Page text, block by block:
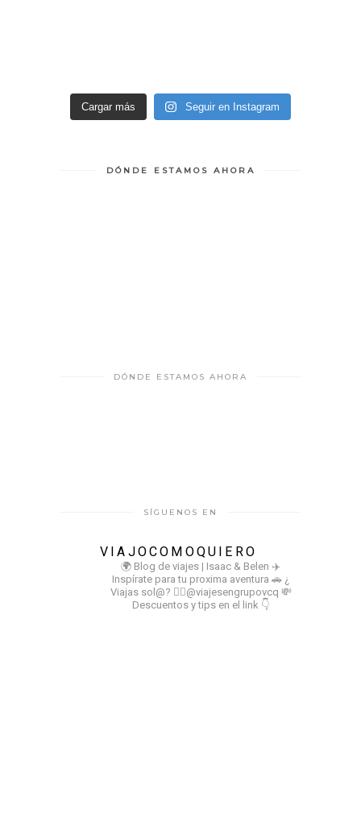
Cargar más Seguir en Instagram
DÓNDE ESTAMOS AHORA
DÓNDE ESTAMOS AHORA
SÍGUENOS EN
VIAJOCOMOQUIERO
🌍 Blog de viajes | Isaac & Belen ✈️
Inspírate para tu proxima aventura 🚗 ¿
Viajas sol@? 👉🏻@viajesengrupovcq 💸
Descuentos y tips en el link 👇